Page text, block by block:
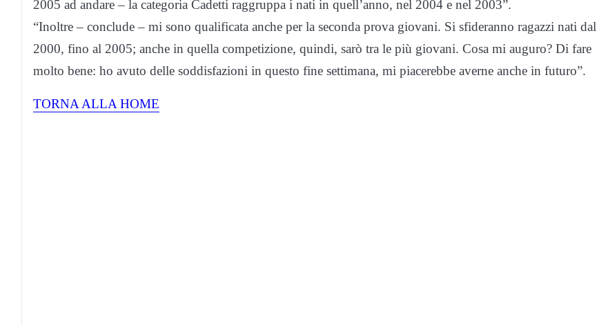
2005 ad andare – la categoria Cadetti raggruppa i nati in quell’anno, nel 2004 e nel 2003”.
“Inoltre – conclude – mi sono qualificata anche per la seconda prova giovani. Si sfideranno ragazzi nati dal
2000, fino al 2005; anche in quella competizione, quindi, sarò tra le più giovani. Cosa mi auguro? Di fare
molto bene: ho avuto delle soddisfazioni in questo fine settimana, mi piacerebbe averne anche in futuro”.
TORNA ALLA HOME